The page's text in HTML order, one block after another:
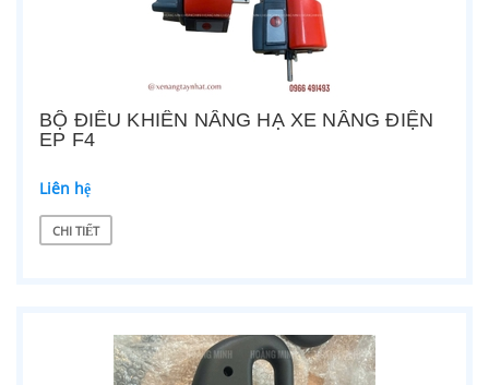
BỘ ĐIỀU KHIỂN NÂNG HẠ XE NÂNG ĐIỆN
EP F4
Liên hệ
CHI TIẾT